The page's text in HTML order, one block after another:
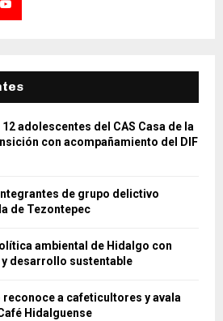
adolescentes del CAS Casa de la
con acompañamiento del DIF
de grupo delictivo
de Tezontepec
ambiental de Hidalgo con
desarrollo sustentable
a cafeticultores y avala
Hidalguense